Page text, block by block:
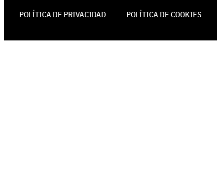
POLÍTICA DE PRIVACIDAD POLÍTICA DE COOKIES